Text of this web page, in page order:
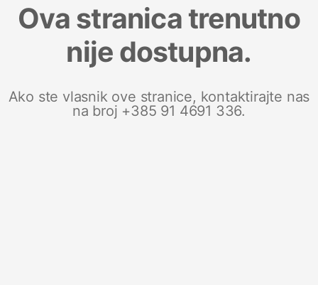
Ova stranica trenutno
nije dostupna.
Ako ste vlasnik ove stranice, kontaktirajte nas
na broj +385 91 4691 336.